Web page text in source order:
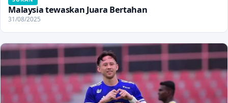
Malaysia tewaskan Juara Bertahan
31/08/2025